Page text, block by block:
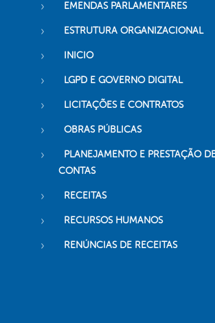
EMENDAS PARLAMENTARES
ESTRUTURA ORGANIZACIONAL
INICIO
LGPD E GOVERNO DIGITAL
LICITAÇÕES E CONTRATOS
OBRAS PÚBLICAS
PLANEJAMENTO E PRESTAÇÃO
CONTAS
RECEITAS
RECURSOS HUMANOS
RENÚNCIAS DE RECEITAS